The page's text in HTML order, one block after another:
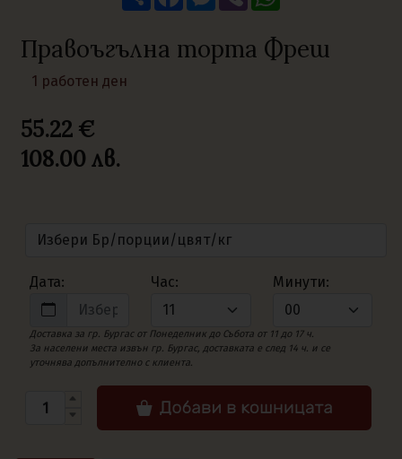
Правоъгълна торта Фреш
1 работен ден
55.22 €
108.00 лв.
Дата: Час: Минути:
Доставка за гр. Бургас от Понеделник до Събота от 11 до 17 ч.
За населени места извън гр. Бургас, доставката е след 14 ч. и се
уточнява допълнително с клиента.